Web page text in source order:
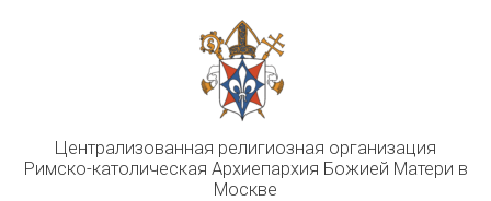
Централизованная религиозная организация
Римско-католическая Архиепархия Божией Матери в
Москве